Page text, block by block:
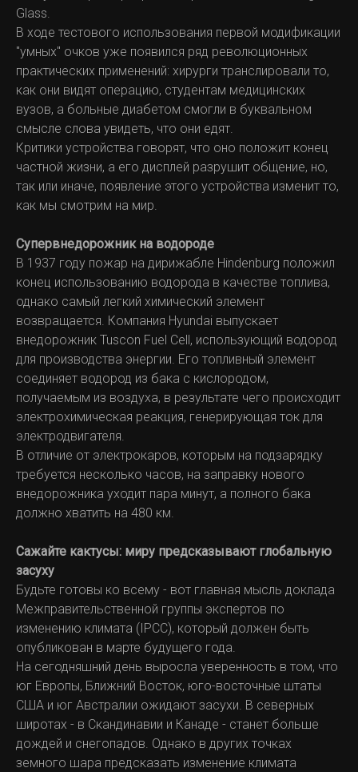
Glass.
В ходе тестового использования первой модификации
"умных" очков уже появился ряд революционных
практических применений: хирурги транслировали то,
как они видят операцию, студентам медицинских
вузов, а больные диабетом смогли в буквальном
смысле слова увидеть, что они едят.
Критики устройства говорят, что оно положит конец
частной жизни, а его дисплей разрушит общение, но,
так или иначе, появление этого устройства изменит то,
как мы смотрим на мир.
Супервнедорожник на водороде
В 1937 году пожар на дирижабле Hindenburg положил
конец использованию водорода в качестве топлива,
однако самый легкий химический элемент
возвращается. Компания Hyundai выпускает
внедорожник Tuscon Fuel Cell, использующий водород
для производства энергии. Его топливный элемент
соединяет водород из бака с кислородом,
получаемым из воздуха, в результате чего происходит
электрохимическая реакция, генерирующая ток для
электродвигателя.
В отличие от электрокаров, которым на подзарядку
требуется несколько часов, на заправку нового
внедорожника уходит пара минут, а полного бака
должно хватить на 480 км.
Сажайте кактусы: миру предсказывают глобальную
засуху
Будьте готовы ко всему - вот главная мысль доклада
Межправительственной группы экспертов по
изменению климата (IPCC), который должен быть
опубликован в марте будущего года.
На сегодняшний день выросла уверенность в том, что
юг Европы, Ближний Восток, юго-восточные штаты
США и юг Австралии ожидают засухи. В северных
широтах - в Скандинавии и Канаде - станет больше
дождей и снегопадов. Однако в других точках
земного шара предсказать изменение климата